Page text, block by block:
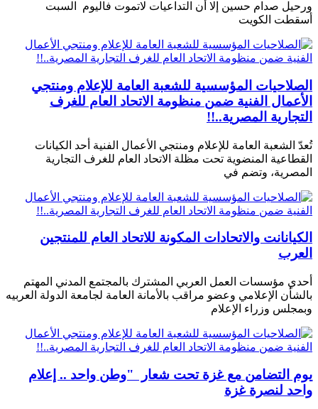
ورحيل صدام حسين إلا أن التداعيات لاتموت فاليوم السبت
أسقطت الكويت
الصلاحيات المؤسسية للشعبة العامة للإعلام ومنتجي
الأعمال الفنية ضمن منظومة الاتحاد العام للغرف
التجارية المصرية..!!
تُعدّ الشعبة العامة للإعلام ومنتجي الأعمال الفنية أحد الكيانات
القطاعية المنضوية تحت مظلة الاتحاد العام للغرف التجارية
المصرية، وتضم في
الكيانانت والاتحادات المكونة للاتحاد العام للمنتجين
العرب
أحدي مؤسسات العمل العربي المشترك بالمجتمع المدني المهتم
بالشأن الإعلامي وعضو مراقب بالأمانة العامة لجامعة الدولة العربيه
وبمجلس وزراء الإعلام
يوم التضامن مع غزة تحت شعار "وطن واحد .. إعلام
واحد لنصرة غزة